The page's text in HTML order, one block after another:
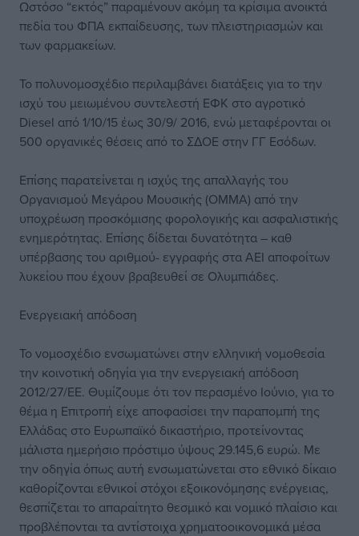
Ωστόσο “εκτός” παραμένουν ακόμη τα κρίσιμα ανοικτά
πεδία του ΦΠΑ εκπαίδευσης, των πλειστηριασμών και
των φαρμακείων.
Το πολυνομοσχέδιο περιλαμβάνει διατάξεις για το την
ισχύ του μειωμένου συντελεστή ΕΦΚ στο αγροτικό
Diesel από 1/10/15 έως 30/9/ 2016, ενώ μεταφέρονται οι
500 οργανικές θέσεις από το ΣΔΟΕ στην ΓΓ Εσόδων.
Επίσης παρατείνεται η ισχύς της απαλλαγής του
Οργανισμού Μεγάρου Μουσικής (ΟΜΜΑ) από την
υποχρέωση προσκόμισης φορολογικής και ασφαλιστικής
ενημερότητας. Επίσης δίδεται δυνατότητα – καθ
υπέρβασης του αριθμού- εγγραφής στα ΑΕΙ αποφοίτων
λυκείου που έχουν βραβευθεί σε Ολυμπιάδες.
Ενεργειακή απόδοση
Το νομοσχέδιο ενσωματώνει στην ελληνική νομοθεσία
την κοινοτική οδηγία για την ενεργειακή απόδοση
2012/27/ΕΕ. Θυμίζουμε ότι τον περασμένο Ιούνιο, για το
θέμα η Επιτροπή είχε αποφασίσει την παραπομπή της
Ελλάδας στο Ευρωπαϊκό δικαστήριο, προτείνοντας
μάλιστα ημερήσιο πρόστιμο ύψους 29.145,6 ευρώ. Με
την οδηγία όπως αυτή ενσωματώνεται στο εθνικό δίκαιο
καθορίζονται εθνικοί στόχοι εξοικονόμησης ενέργειας,
θεσπίζεται το απαραίτητο θεσμικό και νομικό πλαίσιο και
προβλέπονται τα αντίστοιχα χρηματοοικονομικά μέσα